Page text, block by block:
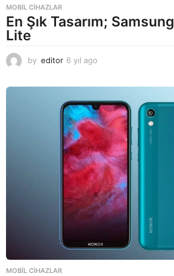
MOBIL CIHAZLAR
En Şık Tasarım;
Lite
by editor 6 yıl ago
a
g
o
MOBIL CIHAZLAR